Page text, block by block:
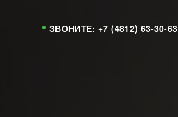
ЗВОНИТЕ:+7 (4812) 63-30-63